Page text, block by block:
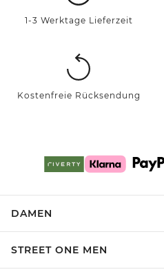
1-3 Werktage Lieferzeit
Kostenfreie Rücksendung
DAMEN
STREET ONE MEN